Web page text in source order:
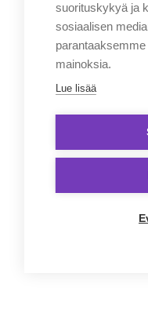
suorituskykyä ja
sosiaalisen
mainoksia.
Lue lisää